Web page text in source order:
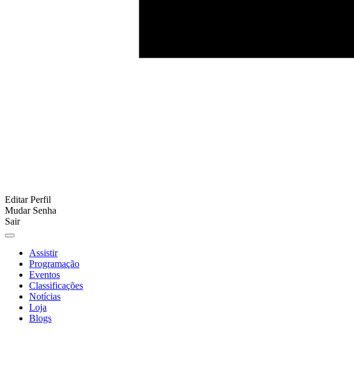
Editar Perfil
Mudar Senha
Sair
Assistir
Programação
Eventos
Classificações
Notícias
Loja
Blogs